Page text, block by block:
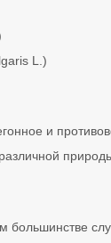
L.)
и